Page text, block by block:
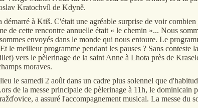
Kratochvíl de Kdyně.
à Ktiš. C'était une agréable surprise de voir
de cette rencontre annuelle était « le chemin »... Nous
envoyés dans le monde qui nous entoure. Le
le meilleur programme pendant les pauses ? Sans
vers le pèlerinage de la saint Anne à Lhota près de
moraves.
le samedi 2 août dans un cadre plus solennel que
de la messe principale de pèlerinage à 11h, le
a assuré l'accompagnement musical. La messe du